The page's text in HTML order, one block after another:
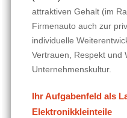
attraktiven Gehalt (im
Firmenauto auch zur
individuelle
Vertrauen, Respekt und
Unternehmenskultur.
Ihr Aufgabenfeld als
Elektronikkleinteile